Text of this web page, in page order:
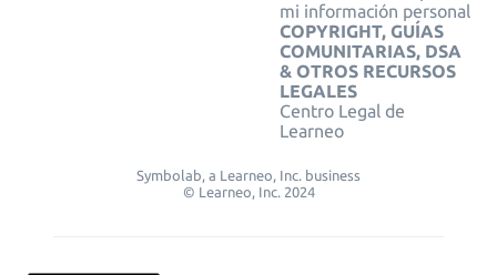
mi información personal
COPYRIGHT, GUÍAS
COMUNITARIAS, DSA
& OTROS RECURSOS
LEGALES
Centro Legal de
Learneo
Symbolab, a Learneo, Inc. business
© Learneo, Inc. 2024